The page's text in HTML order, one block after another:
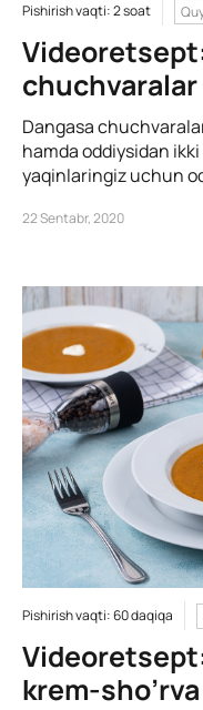
Pishirish vaqti: 2 soat
chuchvaralar
Dangasa
hamda oddiysidan
yaqinlaringiz uchun
22 Sentabr, 2020
Pishirish vaqti: 60 daqiqa
krem-sho’rva